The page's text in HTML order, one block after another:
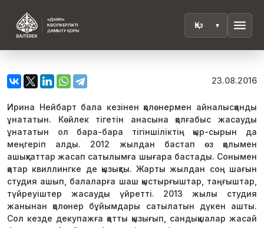
menu
23.08.2016
Ирина Нейбарт бала кезінен қолөнермен айналысқанды
ұнататын. Көйлек тігетін анасына қолғабыс жасауды
ұнататын ол бара-бара тігіншіліктің қыр-сырын да
меңгеріп алды. 2012 жылдан бастап өз қолымен
ашықхаттар жасап сатылымға шығара бастады. Сонымен
қатар квиллингке де қызықты. Жарты жылдан соң шағын
студия ашып, балаларға шаш қыстырғыштар, таңғыштар,
түйреуіштер жасауды үйретті. 2013 жылы студия
жанынан қолөнер бұйымдары сатылатын дүкен ашты.
Сол кезде декупажға қатты қызығып, сандықшалар жасай